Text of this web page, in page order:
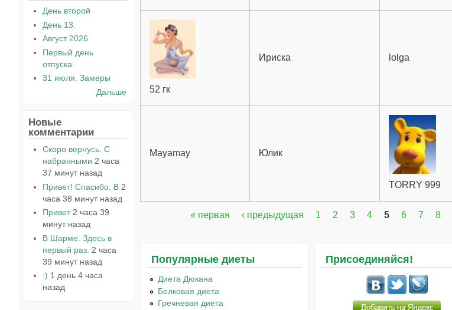
52 гк
Ириска lolga
Mayamay Юлик
TORRY 999
« первая ‹ предыдущая 1 2 3 4 5 6 7 8
Популярные диеты
Диета Дюкана
Белковая диета
Гречневая диета
Присоединяйся!
День второй
День 13.
Август 2026
Первый день
отпуска.
31 июля. Замеры
Дальше
Новые
комментарии
Скоро вернусь. С
набранными 2 часа
37 минут назад
Привет! Спасибо. В 2
часа 38 минут назад
Привет 2 часа 39
минут назад
В Шарме. Здесь в
первый раз. 2 часа
39 минут назад
:) 1 день 4 часа
назад